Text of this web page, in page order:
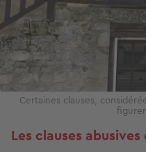
Certaines clauses,
Les clauses